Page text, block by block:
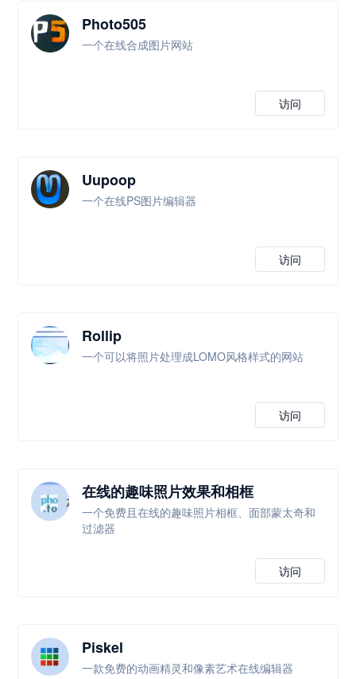
Photo505
一个在线合成图片网站
访问
Uupoop
一个在线PS图片编辑器
访问
Rollip
一个可以将照片处理成LOMO风格样式的网站
访问
在线的趣味照片效果和相框
一个免费且在线的趣味照片相框、面部蒙太奇和
过滤器
访问
Piskel
一款免费的动画精灵和像素艺术在线编辑器